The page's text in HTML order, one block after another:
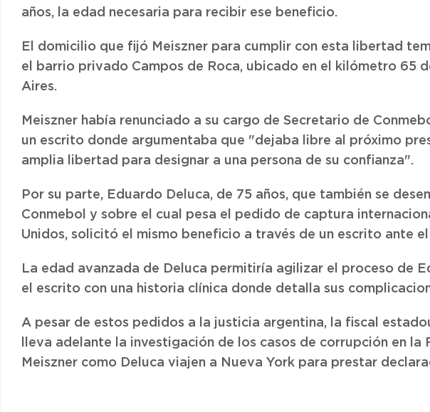
años, la edad necesaria para recibir ese beneficio.
El domicilio que fijó Meiszner para cumplir con esta libertad
el barrio privado Campos de Roca, ubicado en el kilómetro 65
Aires.
Meiszner había renunciado a su cargo de Secretario de
un escrito donde argumentaba que "dejaba libre al próximo
amplia libertad para designar a una persona de su confianza".
Por su parte, Eduardo Deluca, de 75 años, que también se
Conmebol y sobre el cual pesa el pedido de captura
Unidos, solicitó el mismo beneficio a través de un escrito ante
La edad avanzada de Deluca permitiría agilizar el proceso de
el escrito con una historia clínica donde detalla sus
A pesar de estos pedidos a la justicia argentina, la fiscal
lleva adelante la investigación de los casos de corrupción en la
Meiszner como Deluca viajen a Nueva York para prestar